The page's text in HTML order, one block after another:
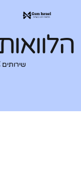
שירותים